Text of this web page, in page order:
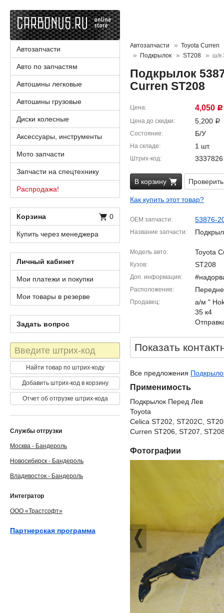
Автозапчасти
Toyota Curren
Подкрылок
ST208 ш/к
Подкрылок
Curren ST208
Цена 4,050 Р
Цена до скидки 5,200 Р
Состояние Б/У
На складе 1 шт.
Штрих-код 3337826
В корзину
Как купить этот товар?
OEM запчасти 53876-
Название запчасти
Модель авто Toyota
Кузов ST208
Доп. информация
Расположение
Продавец
а/м "
35 к4
Показать
Все предложения
Применимость
Подкрылок Перед Лев
Toyota
Celica ST202, ST202C,
Curren ST206, ST207,
Фотографии
Автозапчасти
Авто по запчастям
Автошины легковые
Автошины грузовые
Диски колесные
Аксессуары, инструменты
Мото запчасти
Запчасти на спецтехнику
Распродажа!
Корзина 0
Купить через менеджера
Личный кабинет
Мои платежи и покупки
Мои товары в резерве
Задать вопрос
Штрих-
код
Найти товар по штрих-коду
Добавить штрих-код в корзину
Отчет об отгрузке штрих-кода
Службы отгрузки
Москва - Бандероль
Новосибирск - Бандероль
Владивосток - Бандероль
Интегратор
ООО «Трастсофт»
Партнерская программа